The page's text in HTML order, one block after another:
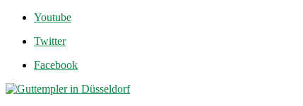
Youtube
Twitter
Facebook